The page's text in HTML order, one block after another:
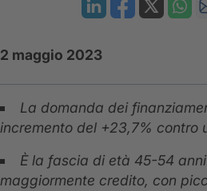
2 maggio 2023
La domanda dei
incremento del +23,7% contro
È la fascia di età 45-54
maggiormente credito, con